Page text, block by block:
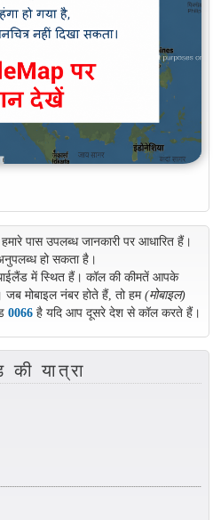
पास उपलब्ध जानकारी पर आधारित हैं।
हो सकता है।
में स्थित हैं। कॉल की कीमतें आपके
जब मोबाइल नंबर होते हैं, तो हम(मोबाइल)
0066है यदि आप दूसरे देश से कॉल करते हैं।
की यात्रा